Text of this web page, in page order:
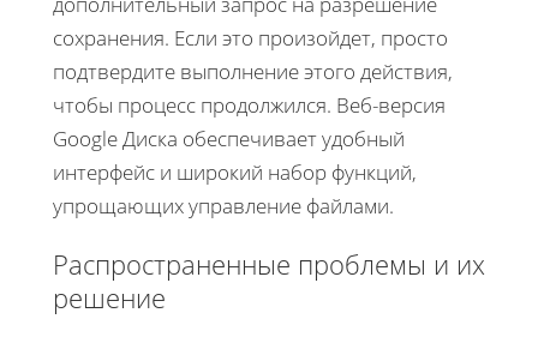
сохранения. Если это произойдет, просто
подтвердите выполнение этого действия,
чтобы процесс продолжился. Веб-версия
Google Диска обеспечивает удобный
интерфейс и широкий набор функций,
упрощающих управление файлами.
Распространенные проблемы и их
решение